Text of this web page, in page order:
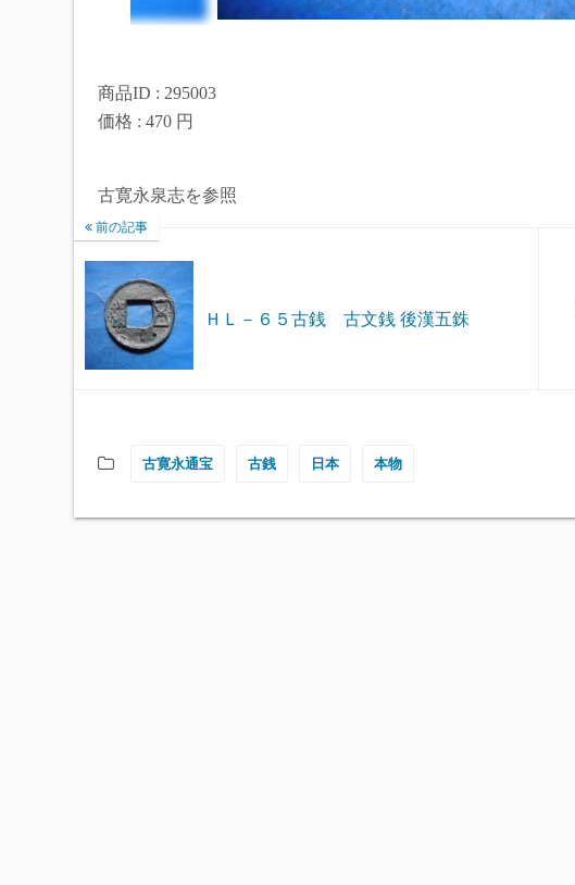
商品ID : 295003
価格 : 470 円
古寛永泉志を参照
前の記事
ＨＬ－６５古銭 古文銭 後漢五銖
古寛永通宝 古銭 日本 本物